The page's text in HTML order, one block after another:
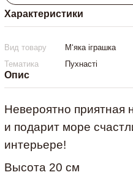
Характеристики
Вид товару
М‘яка іграшка
Тематика
Пухнасті
Опис
Невероятно приятная
и подарит море
интерьере!
Высота 20 см